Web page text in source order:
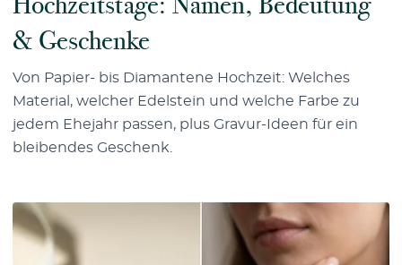
& Geschenke
Von Papier- bis Diamantene Hochzeit: Welches
Material, welcher Edelstein und welche Farbe zu
jedem Ehejahr passen, plus Gravur-Ideen für ein
bleibendes Geschenk.